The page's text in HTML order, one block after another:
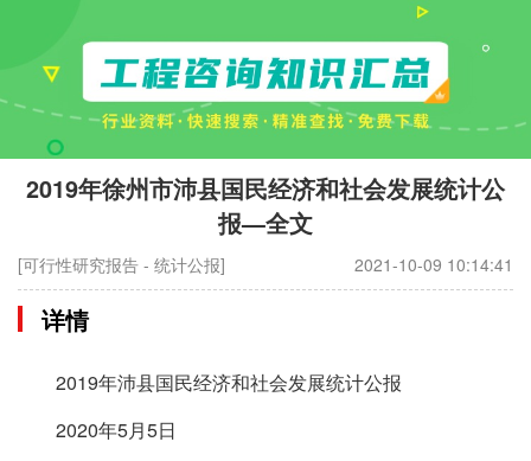
2019年徐州市沛县国民经济和社会发展统计公
报—全文
[可行性研究报告 - 统计公报] 2021-10-09 10:14:41
详情
2019年沛县国民经济和社会发展统计公报
2020年5月5日